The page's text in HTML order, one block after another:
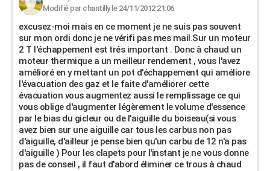
Modifié par chantilly le 24/11/2012 21:06
excusez-moi mais en ce moment je ne suis pas souvent
sur mon ordi donc je ne vérifi pas mes mail.Sur un moteur
2 T l'échappement est trés important . Donc à chaud un
moteur thermique a un meilleur rendement , vous l'avez
amélioré en y mettant un pot d'échappement qui améliore
l'évacuation des gaz et le faite d'améliorer cette
évacuation vous augmentez aussi le remplissage ce qui
vous oblige d'augmenter légèrement le volume d'essence
par le bias du gicleur ou de l'aiguille du boiseau(si vous
avez bien sur une aiguille car tous les carbus non pas
d'aiguille, d'ailleur je pense bien qu'un carbu de 12 n'a pas
d'aiguille ) Pour les clapets pour l'instant je ne vous donne
pas de conseil , il faut d'abord éliminer ce trous à chaud